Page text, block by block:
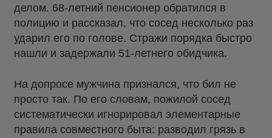
делом. 68-летний пенсионер обратился в
полицию и рассказал, что сосед несколько раз
ударил его по голове. Стражи порядка быстро
нашли и задержали 51-летнего обидчика.
На допросе мужчина признался, что бил не
просто так. По его словам, пожилой сосед
систематически игнорировал элементарные
правила совместного быта: разводил грязь в